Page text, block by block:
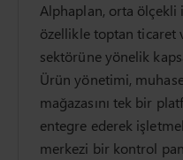
Alphaplan, orta
özellikle toptan ticaret
sektörüne yönelik
Ürün yönetimi,
mağazasını tek bir
entegre ederek
merkezi bir kontrol